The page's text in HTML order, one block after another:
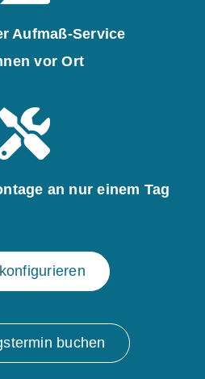
Aufmaß-Service
vor Ort
an nur einem Tag
buchen